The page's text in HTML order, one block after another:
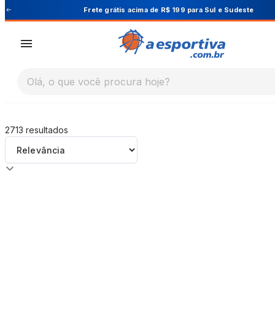
A Esportiva
e Sudeste Cupom PRIMEIRA10 para
Olá, o que você procura hoje?
2713 resultados